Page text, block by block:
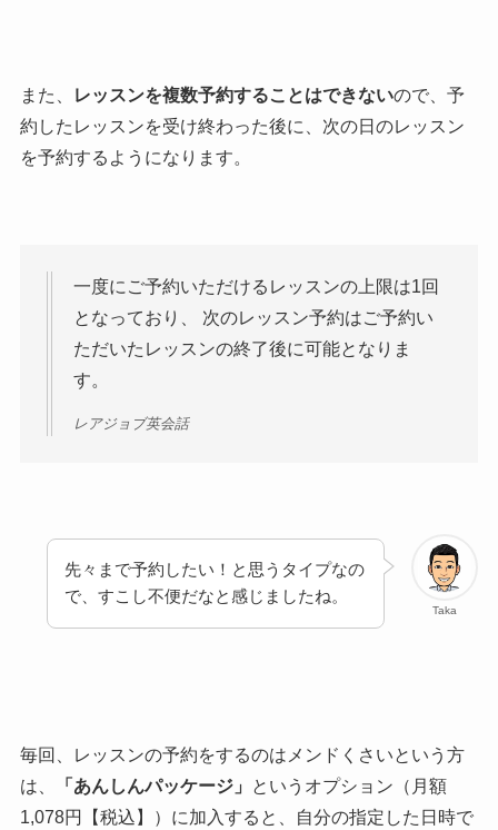
また、 レッスンを複数予約することはできないので、予
約したレッスンを受け終わった後に、次の日のレッスン
を予約するようになります。
一度にご予約いただけるレッスンの上限は1回
となっており、 次のレッスン予約はご予約い
ただいたレッスンの終了後に可能となりま
す。
レアジョブ英会話
Taka
先々まで予約したい！と思うタイプなの
で、すこし不便だなと感じましたね。
毎回、レッスンの予約をするのはメンドくさいという方
は、
「あんしんパッケージ」
というオプション（月額
1,078円【税込】）に加入すると、自分の指定した日時で